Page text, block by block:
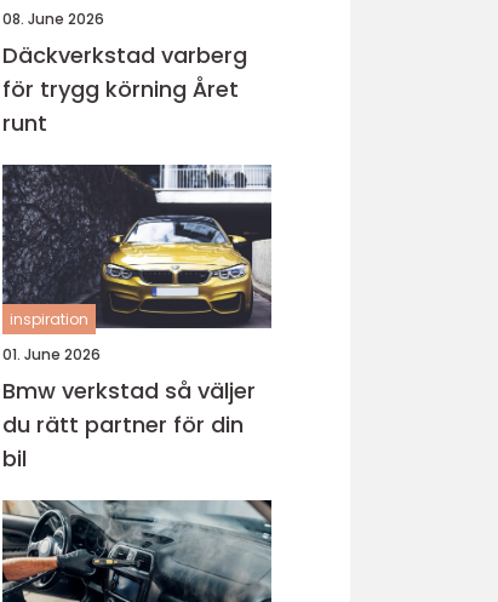
08. June 2026
Däckverkstad varberg
för trygg körning Året
runt
inspiration
01. June 2026
Bmw verkstad så väljer
du rätt partner för din
bil